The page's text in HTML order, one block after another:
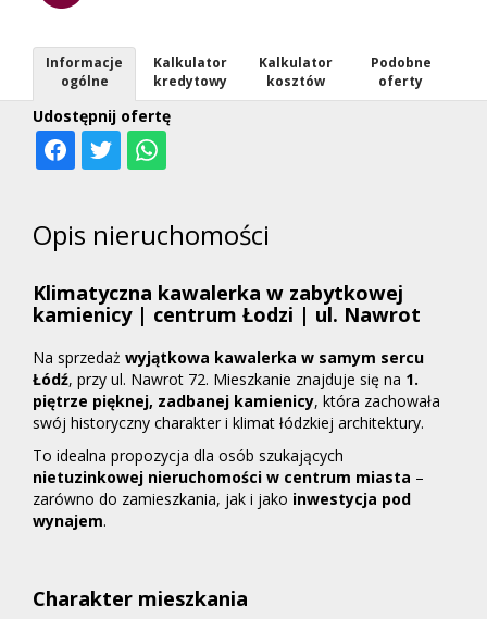
Udostępnij ofertę
Informacje
ogólne
Kalkulator
kredytowy
Kalkulator
kosztów
Podobne
oferty
Opis nieruchomości
Klimatyczna kawalerka w zabytkowej
kamienicy | centrum Łodzi | ul. Nawrot
Na sprzedaż wyjątkowa kawalerka w samym sercu
Łódź, przy ul. Nawrot 72. Mieszkanie znajduje się na 1.
piętrze pięknej, zadbanej kamienicy, która zachowała
swój historyczny charakter i klimat łódzkiej architektury.
To idealna propozycja dla osób szukających
nietuzinkowej nieruchomości w centrum miasta –
zarówno do zamieszkania, jak i jako inwestycja pod
wynajem.
Charakter mieszkania